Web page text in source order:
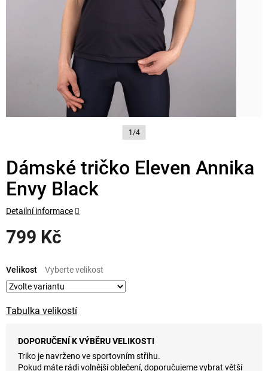
1/4
Dámské tričko Eleven Annika
Envy Black
799 Kč
cena:
Tabulka velikostí
DOPORUČENÍ K VÝBĚRU VELIKOSTI
Triko je navrženo ve sportovním střihu.
Pokud máte rádi volnější oblečení, doporučujeme vybrat větší
Velikost
Detailní informace